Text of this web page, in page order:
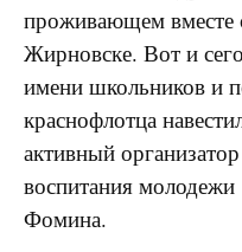
проживающем вместе
Жирновске. Вот и
имени школьников и
краснофлотца
активный
воспитания молодежи
Фомина.